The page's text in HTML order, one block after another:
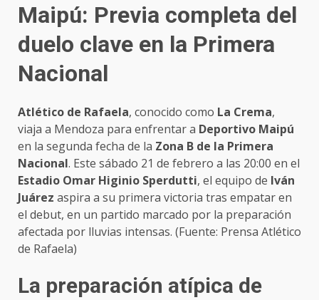
Maipú: Previa completa del
duelo clave en la Primera
Nacional
Atlético de Rafaela, conocido como La Crema,
viaja a Mendoza para enfrentar a Deportivo Maipú
en la segunda fecha de la Zona B de la Primera
Nacional. Este sábado 21 de febrero a las 20:00 en el
Estadio Omar Higinio Sperdutti, el equipo de Iván
Juárez aspira a su primera victoria tras empatar en
el debut, en un partido marcado por la preparación
afectada por lluvias intensas. (Fuente: Prensa Atlético
de Rafaela)
La preparación atípica de